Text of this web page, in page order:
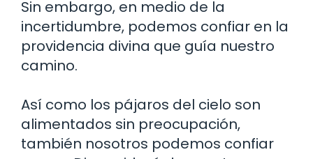
Sin embargo, en medio de la
incertidumbre, podemos confiar en la
providencia divina que guía nuestro
camino.
Así como los pájaros del cielo son
alimentados sin preocupación,
también nosotros podemos confiar